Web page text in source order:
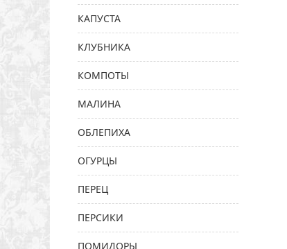
КАПУСТА
КЛУБНИКА
КОМПОТЫ
МАЛИНА
ОБЛЕПИХА
ОГУРЦЫ
ПЕРЕЦ
ПЕРСИКИ
ПОМИДОРЫ